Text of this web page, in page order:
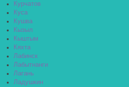
Курчатов
Куса
Кушва
Кызыл
Кыштым
Кяхта
Лабинск
Лабытнанги
Лагань
Ладушкин